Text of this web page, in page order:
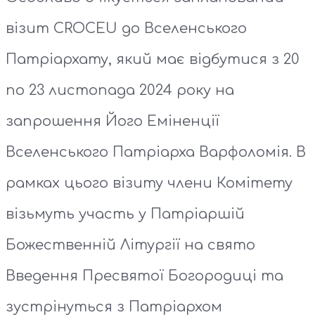
візит CROCEU до Вселенського
Патріархату, який має відбутися з 20
по 23 листопада 2024 року на
запрошення Його Еміненції
Вселенського Патріарха Варфоломія. В
рамках цього візиту члени Комітету
візьмуть участь у Патріаршій
Божественній Літургії на свято
Введення Пресвятої Богородиці та
зустрінуться з Патріархом